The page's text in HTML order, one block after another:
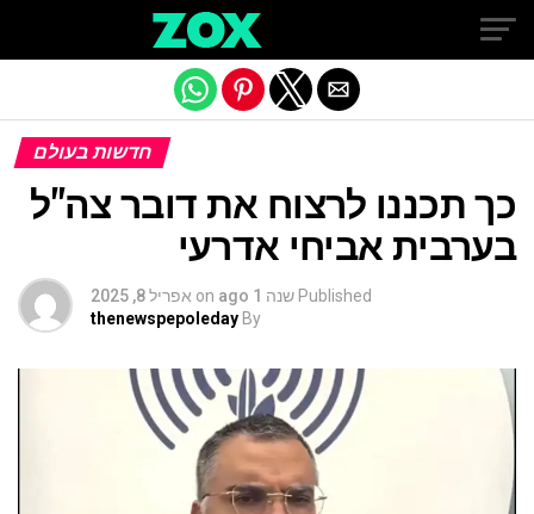
חדשות בעולם
כך תכננו לרצוח את דובר צה"ל
בערבית אביחי אדרעי
Published שנה 1 ago on אפריל 8, 2025
By
thenewspepoleday
Exit mobile version